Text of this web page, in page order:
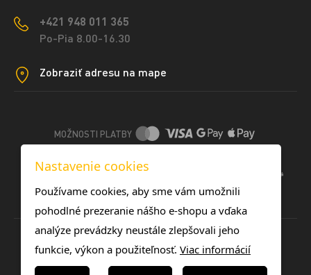
+421 948 011 365
Po-Pia 8.00-16.30
Zobraziť adresu na mape
MOŽNOSTI PLATBY
Nastavenie cookies
Používame cookies, aby sme vám umožnili
pohodlné prezeranie nášho e-shopu a vďaka
analýze prevádzky neustále zlepšovali jeho
funkcie, výkon a použiteľnosť. Viac informácií